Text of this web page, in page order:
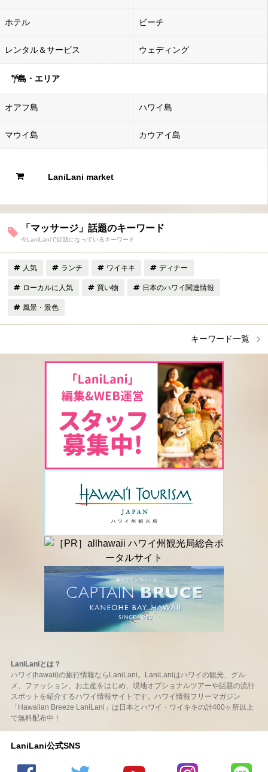
ホテル ビーチ
レンタル＆サービス ウェディング
島・エリア
オアフ島 ハワイ島
マウイ島 カウアイ島
LaniLani market
「マッサージ」話題のキーワード
今LaniLaniで話題になっているキーワード
人気 ランチ ワイキキ ディナー
ローカルに人気 買い物 日本のハワイ関連情報
風景・景色
キーワード一覧
LaniLaniとは？
ハワイ(hawaii)の旅行情報ならLaniLani。LaniLaniはハワイの観光、グル
メ、ファッション、お土産をはじめ、現地オプショナルツアーや話題の流行
スポットを紹介するハワイ情報サイトです。ハワイ情報フリーマガジン
「Hawaiian Breeze LaniLani」は日本とハワイ・ワイキキの計400ヶ所以上
で無料配布中！
LaniLani公式SNS